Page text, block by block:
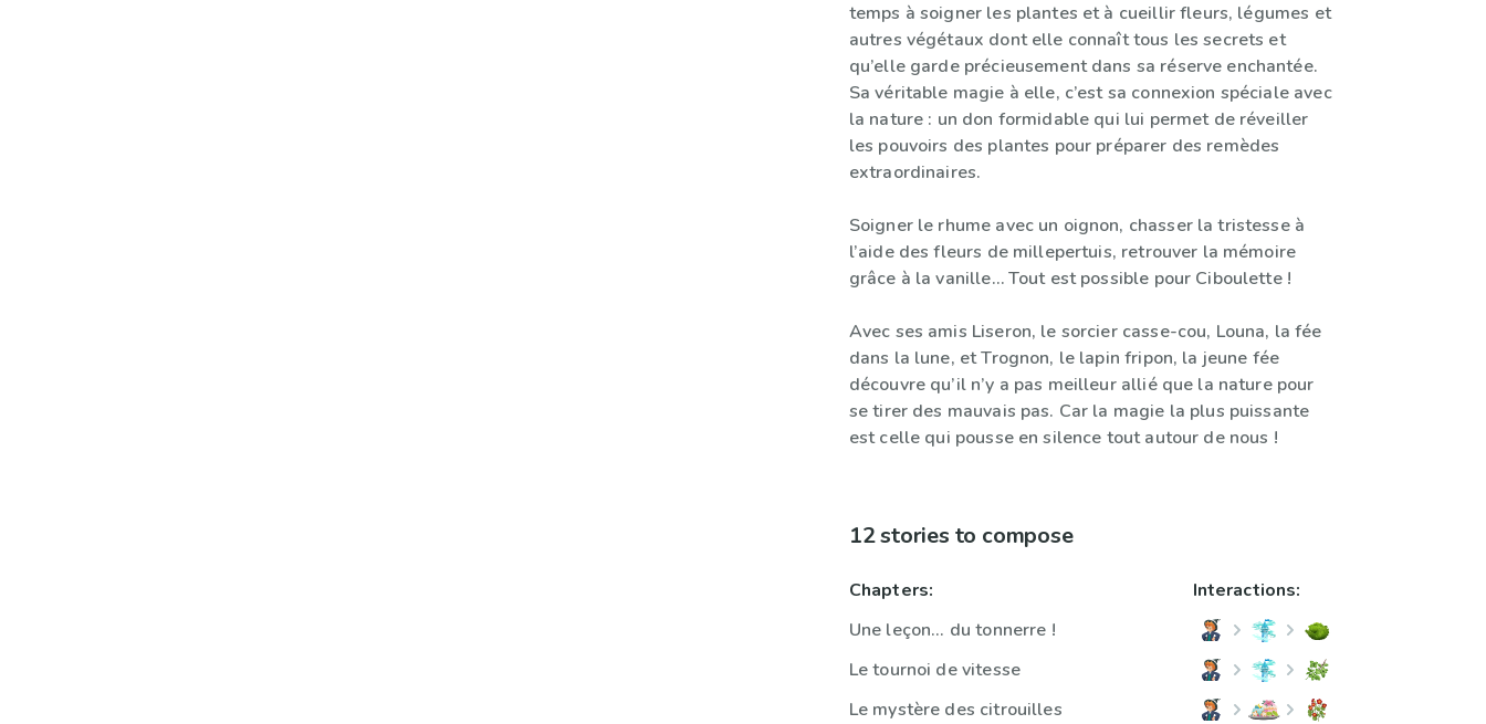
temps à soigner les plantes et à cueillir fleurs, légumes et
autres végétaux dont elle connaît tous les secrets et
qu’elle garde précieusement dans sa réserve enchantée.
Sa véritable magie à elle, c’est sa connexion spéciale avec
la nature : un don formidable qui lui permet de réveiller
les pouvoirs des plantes pour préparer des remèdes
extraordinaires.
Soigner le rhume avec un oignon, chasser la tristesse à
l’aide des fleurs de millepertuis, retrouver la mémoire
grâce à la vanille… Tout est possible pour Ciboulette !
Avec ses amis Liseron, le sorcier casse-cou, Louna, la fée
dans la lune, et Trognon, le lapin fripon, la jeune fée
découvre qu’il n’y a pas meilleur allié que la nature pour
se tirer des mauvais pas. Car la magie la plus puissante
est celle qui pousse en silence tout autour de nous !
12 stories to compose
Chapters:
Une leçon... du tonnerre !
Le tournoi de vitesse
Le mystère des citrouilles
Interactions: